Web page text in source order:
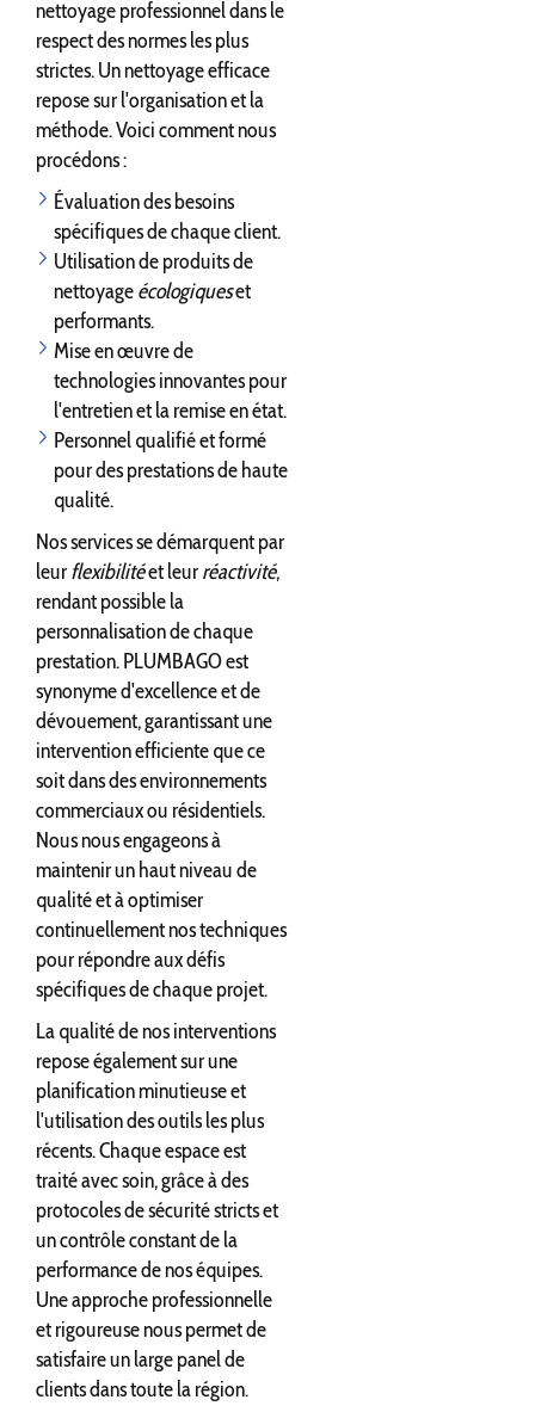
nettoyage professionnel dans le
respect des normes les plus
strictes. Un nettoyage efficace
repose sur l'organisation et la
méthode. Voici comment nous
procédons :
Évaluation des besoins
spécifiques de chaque client.
Utilisation de produits de
nettoyageécologiqueset
performants.
Mise en œuvre de
technologies innovantes pour
l'entretien et la remise en état.
Personnel qualifié et formé
pour des prestations de haute
qualité.
Nos services se démarquent par
leurflexibilitéet leurréactivité,
rendant possible la
personnalisation de chaque
prestation. PLUMBAGO est
synonyme d'excellence et de
dévouement, garantissant une
intervention efficiente que ce
soit dans des environnements
commerciaux ou résidentiels.
Nous nous engageons à
maintenir un haut niveau de
qualité et à optimiser
continuellement nos techniques
pour répondre aux défis
spécifiques de chaque projet.
La qualité de nos interventions
repose également sur une
planification minutieuse et
l'utilisation des outils les plus
récents. Chaque espace est
traité avec soin, grâce à des
protocoles de sécurité stricts et
un contrôle constant de la
performance de nos équipes.
Une approche professionnelle
et rigoureuse nous permet de
satisfaire un large panel de
clients dans toute la région.